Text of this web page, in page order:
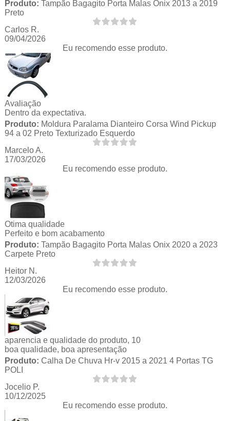
Produto: Tampão Bagagito Porta Malas Onix 2013 a 2019
Preto
Carlos R.
09/04/2026
Eu recomendo esse produto.
Avaliação
Dentro da expectativa.
Produto: Moldura Paralama Dianteiro Corsa Wind Pickup
94 a 02 Preto Texturizado Esquerdo
Marcelo A.
17/03/2026
Eu recomendo esse produto.
Otima qualidade
Perfeito e bom acabamento
Produto: Tampão Bagagito Porta Malas Onix 2020 a 2023
Carpete Preto
Heitor N.
12/03/2026
Eu recomendo esse produto.
aparencia e qualidade do produto, 10
boa qualidade, boa apresentação
Produto: Calha De Chuva Hr-v 2015 a 2021 4 Portas TG
POLI
Jocelio P.
10/12/2025
Eu recomendo esse produto.